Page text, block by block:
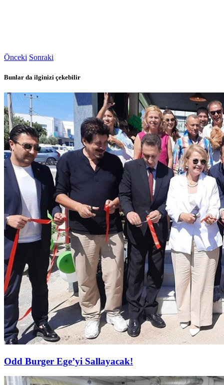
Önceki Sonraki
Bunlar da ilginizi çekebilir
Odd Burger Ege’yi Sallayacak!